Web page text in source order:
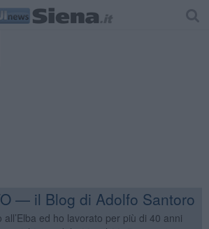
— il Blog di Adolfo Santoro
all’Elba ed ho lavorato per più di 40 anni